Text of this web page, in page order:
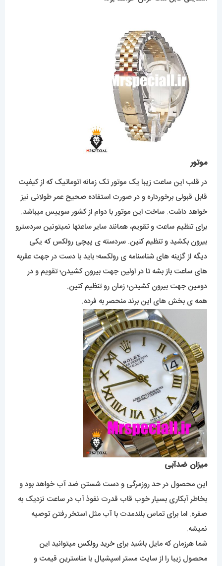
موتور
در قلب این ساعت زیبا یک موتور تک زمانه اتوماتیک که از کیفیت
قابل قبولی برخورداره و در صورت استفاده صحیح عمر طولانی نیز
خواهد داشت. ساخت این موتور با دوام از کشور سوییس میباشد.
برای تنظیم ساعت و تقویم، همانند سایر ساعتها نمیتونین سردسترو
بیرون بکشید و تنظیم کنین. سردسته ی پیچی رولکس که یکی
دیگه از گزینه های شناسنامه ی رولکسه؛ باید با دست در جهت عقربه
های ساعت باز بشه تا در اولین جهت بیرون کشیدن؛ تقویم و در
دومین جهت بیرون کشیدن؛ زمان رو تنظیم کنین.
همه ی بخش های این برند منحصر به فرده.
میزان ضدآبی
این محصول در حد روزمرگی و دست شستن ضد آب خواهد بود و
بخاطر آبکاری بسیار خوب قاب قدرت نفوذ آب در ساعت نزدیک به
صفره. اما برای تماس بلندمدت با آب مثل استخر رفتن توصیه
نمیشه.
شما هرزمان که مایل باشید برای خرید رولکس میتوانید این
محصول زیبا را از سایت مستر اسپشیال با مناسترین قیمت و